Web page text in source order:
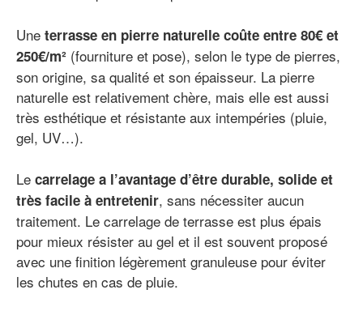
Une terrasse en pierre naturelle coûte entre 80€ et
250€/m² (fourniture et pose), selon le type de pierres,
son origine, sa qualité et son épaisseur. La pierre
naturelle est relativement chère, mais elle est aussi
très esthétique et résistante aux intempéries (pluie,
gel, UV…).
Le carrelage a l’avantage d’être durable, solide et
très facile à entretenir, sans nécessiter aucun
traitement. Le carrelage de terrasse est plus épais
pour mieux résister au gel et il est souvent proposé
avec une finition légèrement granuleuse pour éviter
les chutes en cas de pluie.